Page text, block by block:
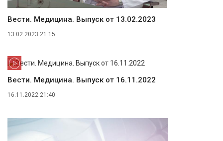
Вести. Медицина. Выпуск от 13.02.2023
13.02.2023 21:15
Вести. Медицина. Выпуск от 16.11.2022
16.11.2022 21:40